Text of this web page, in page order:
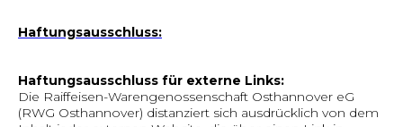
Haftungsausschluss:
Haftungsausschluss für externe Links:
Die Raiffeisen-Warengenossenschaft Osthannover eG
(RWG Osthannover) distanziert sich ausdrücklich von dem